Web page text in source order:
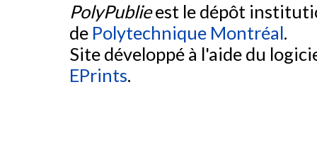
PolyPublieest le dépôt
de Polytechnique Montréal.
Site développé à l'aide du
EPrints.